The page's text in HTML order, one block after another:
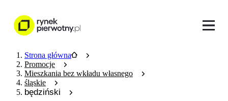
Strona główna
Promocje
Mieszkania bez wkładu własnego
śląskie
będziński